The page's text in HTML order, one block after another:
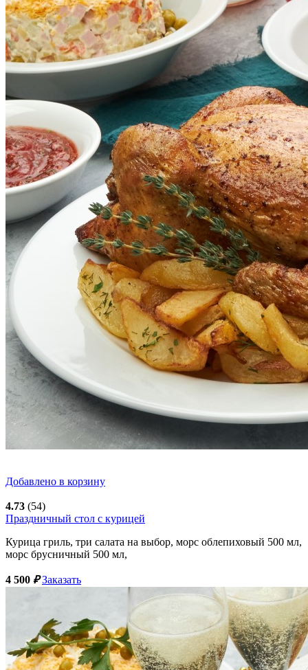
Добавлено в корзину
4.73 (54)
Праздничный стол с курицей
Курица гриль, три салата на выбор, морс облепиховый 500 мл,
морс брусничный 500 мл,
4 500 ₽ Заказать